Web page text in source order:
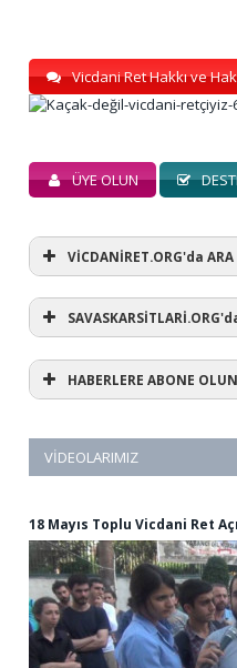
Vicdani Ret Hakkı ve
ÜYE OLUN
VİCDANİRET.ORG'da ARA
HABERLERE ABONE OLUN
VIDEOLARIMIZ
18 Mayıs Toplu Vicdani Ret